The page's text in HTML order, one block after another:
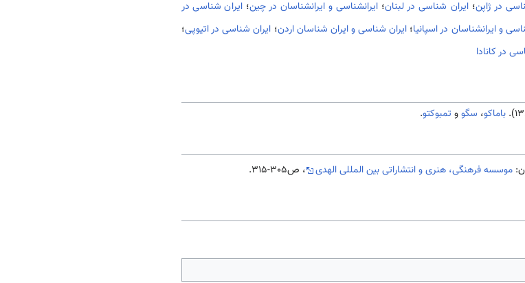
در ژاپن؛ایران شناسی در لبنان؛ ایرانشناسی و ایرانشناسان در چین؛ ایران شناسی در
و ایرانشناسان در اسپانیا؛ ايران شناسی و ايران شناسان اردن؛ ایران شناسی در اتیوپی؛
در کانادا
باماكو، سگوو تمبوكتو.
موسسه فرهنگی، هنری و انتشاراتی بین المللی الهدی ، ص305-315.